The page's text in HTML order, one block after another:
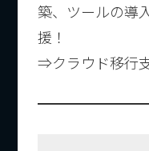
築、ツールの導
援！
⇒クラウド移行